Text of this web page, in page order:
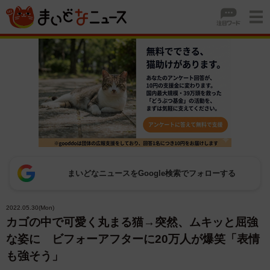
まいどなニュースをGoogle検索でフォローする
2022.05.30(Mon)
カゴの中で可愛く丸まる猫→突然、ムキッと屈強
な姿に ビフォーアフターに20万人が爆笑「表情
も強そう」